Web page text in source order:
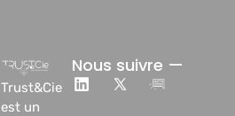
Trust&Cie
est un
Nous suivre —